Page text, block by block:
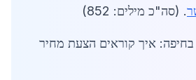
. (סה"כ מילים: 852)
בחיפה: איך קוראים הצעת מחיר